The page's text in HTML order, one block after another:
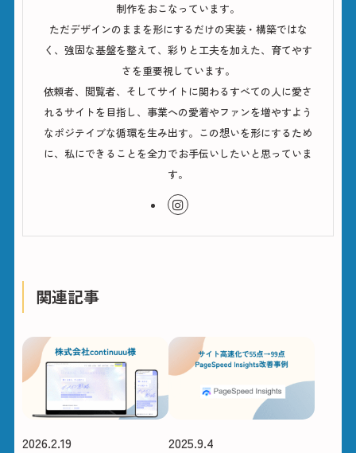
制作をおこなっています。
ただデザインのままを形にするだけの実装・構築ではな
く、強固な基盤を整えて、彩りと工夫を加えた、育てやす
さを重要視しています。
依頼者、閲覧者、そしてサイトに関わるすべての人に愛さ
れるサイトを目指し、事業への愛着やファンを増やすよう
なポジテイブな循環を生み出す。この想いを形にするため
に、私にできることを全力でお手伝いしたいと思っていま
す。
関連記事
2026.2.19
2025.9.4